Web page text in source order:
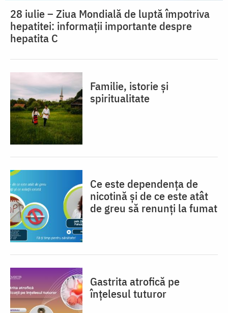
28 iulie – Ziua Mondială de luptă împotriva
hepatitei: informații importante despre
hepatita C
Familie, istorie și
spiritualitate
Ce este dependența de
nicotină și de ce este atât
de greu să renunți la fumat
Gastrita atrofică pe
înțelesul tuturor